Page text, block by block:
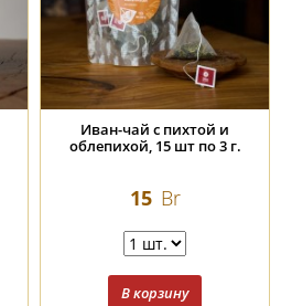
Иван-чай с пихтой и
облепихой, 15 шт по 3 г.
15 Br